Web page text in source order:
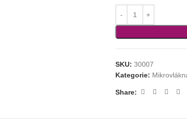
SKU: 30007
Kategorie:
Share: